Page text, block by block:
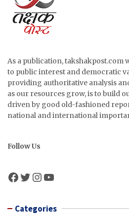
As a publication, takshakpost.com
to public interest and democratic
providing authoritative analysis
as our resources grow, is to build
driven by good old-fashioned
national and international
Follow Us
Facebook
Twitter
Instagram
YouTube
Categories